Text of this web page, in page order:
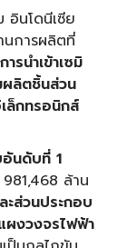
อินโดนีเซีย
นการผลิตที่
รนำเข้าเซมิ
ลิตชิ้นส่วน
ล็กทรอนิกส์
นดับที่ 1
ล้าน
ส่วนประกอบ
ผงวงจรไฟฟ้า